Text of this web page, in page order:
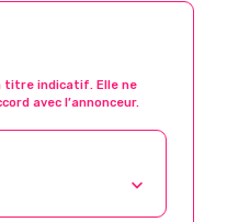
titre indicatif. Elle ne
avec l’annonceur.